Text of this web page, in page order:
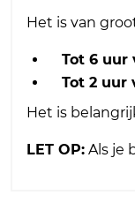
Het is van
Tot 6 uur
Tot 2 uur
Het is
LET OP: Als je